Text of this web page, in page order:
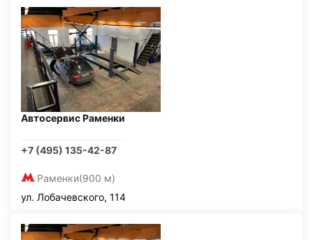
Автосервис Раменки
+7 (495) 135-42-87
Раменки(900 м)
ул. Лобачевского, 114